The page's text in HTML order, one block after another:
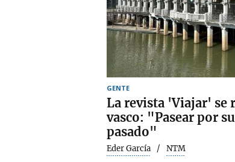
GENTE
La revista 'Viajar' se
vasco: "Pasear por
pasado"
Eder García NTM